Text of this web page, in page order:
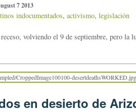
7 2013
indocumentados, activismo, legislación
volviendo el 9 de septiembre, pero la
en desierto de